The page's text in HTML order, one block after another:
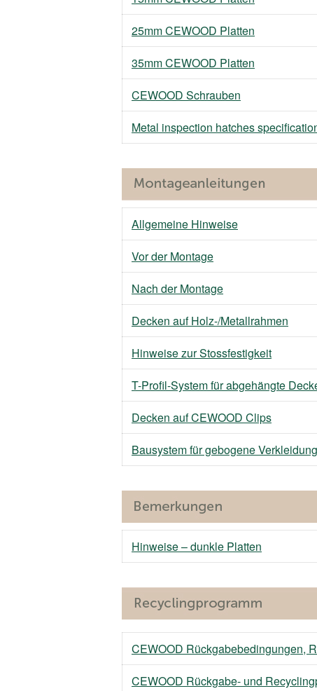
25mm CEWOOD Platten
35mm CEWOOD Platten
CEWOOD Schrauben
Metal inspection hatches
Allgemeine Hinweise
Vor der Montage
Nach der Montage
Decken auf Holz-/Metallrahmen
Hinweise zur Stossfestigkeit
T-Profil-System für abgehängte
Decken auf CEWOOD Clips
Bausystem für gebogene Verkleidung
Hinweise – dunkle Platten
CEWOOD Rückgabebedingungen,
CEWOOD Rückgabe- und